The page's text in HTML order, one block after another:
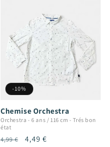
-10%
Chemise Orchestra
Orchestra -6 ans / 116 cm -Trés bon
état
Prix
4,99 €
Prix
4,49 €